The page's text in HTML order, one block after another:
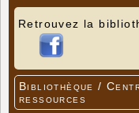
Retrouvez la
Bibliothèque /
ressources